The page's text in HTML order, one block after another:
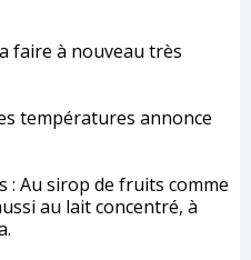
faire à nouveau très
températures annonce
: Au sirop de fruits comme
au lait concentré, à